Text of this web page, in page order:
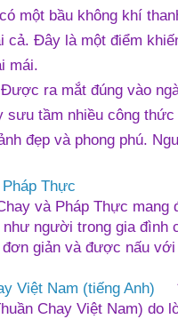
một bầu không khí
cả. Đây là một điểm
mái.
ra mắt đúng vào
sưu tầm nhiều công
đẹp và phong phú.
Thực
và Pháp Thực mang
như người trong gia đình
đơn giản và được nấu
Việt Nam (tiếng Anh)
Chay Việt Nam) do